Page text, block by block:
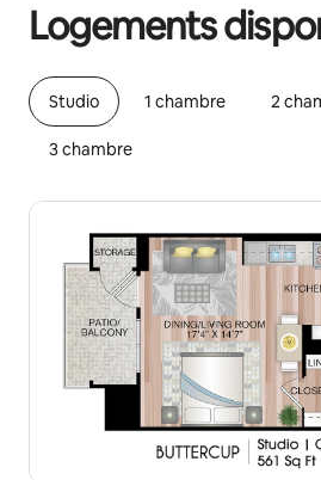
Logements
Studio 1 chambre 2
3 chambre